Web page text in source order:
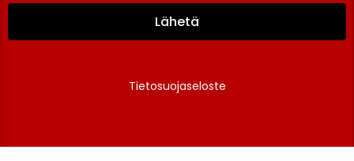
Lähetä
Tietosuojaseloste